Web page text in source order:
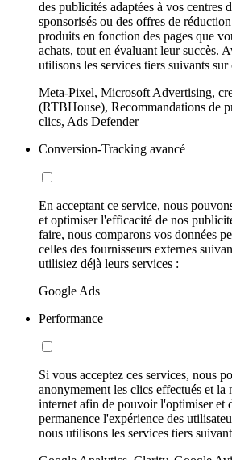
des publicités adaptées à vos centres
sponsorisés ou des offres de
produits en fonction des pages que
achats, tout en évaluant leur succès.
utilisons les services tiers suivants sur
Meta-Pixel, Microsoft Advertising,
(RTBHouse), Recommandations de
clics, Ads Defender
Conversion-Tracking avancé
En acceptant ce service, nous
et optimiser l'efficacité de nos
faire, nous comparons vos données
celles des fournisseurs externes
utilisiez déjà leurs services :
Google Ads
Performance
Si vous acceptez ces services, nous
anonymement les clics effectués et la
internet afin de pouvoir l'optimiser et
permanence l'expérience des
nous utilisons les services tiers